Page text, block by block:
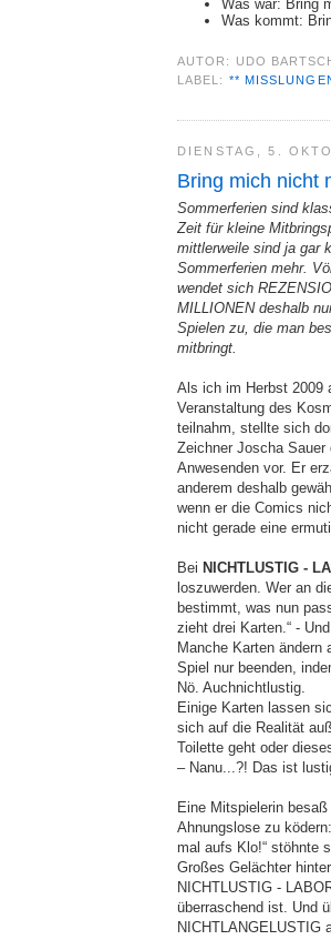
Was war: Bring
Was kommt:
AUTOR: UDO
LABEL: **
DIENSTAG, 5.
Bring mich nicht
Sommerferien sind
Zeit für kleine
mittlerweile sind ja gar
Sommerferien mehr.
wendet sich
MILLIONEN deshalb
Spielen zu, die man
mitbringt.
Als ich im Herbst 2009
Veranstaltung des
teilnahm, stellte sich
Zeichner Joscha Sauer
Anwesenden vor. Er
anderem deshalb
wenn er die Comics
nicht gerade eine
Bei NICHTLUSTIG -
loszuwerden. Wer an
bestimmt, was nun
zieht drei Karten.“ -
Manche Karten ändern
Spiel nur beenden,
Nö. Auchnichtlustig.
Einige Karten lassen
sich auf die Realität
Toilette geht oder
– Nanu...?! Das ist
Eine Mitspielerin
Ahnungslose zu
mal aufs Klo!“ stöhnte
Großes Gelächter
NICHTLUSTIG -
überraschend ist. Und
NICHTLANGELUSTIG